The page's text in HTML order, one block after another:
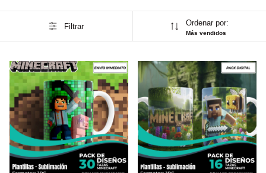
Filtrar Ordenar por:
Más vendidos